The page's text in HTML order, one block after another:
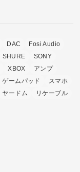
DAC
Fosi Audio
SHURE
SONY
XBOX
アンプ
ゲームパッド
スマホ
ヤードム
リケーブル